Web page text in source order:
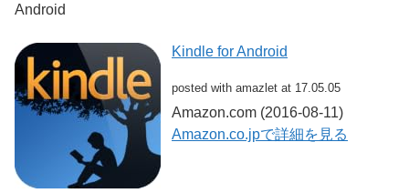
Android
Kindle for Android
posted with amazlet at 17.05.05
Amazon.com (2016-08-11)
Amazon.co.jpで詳細を見る